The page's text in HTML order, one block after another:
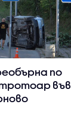
по
във